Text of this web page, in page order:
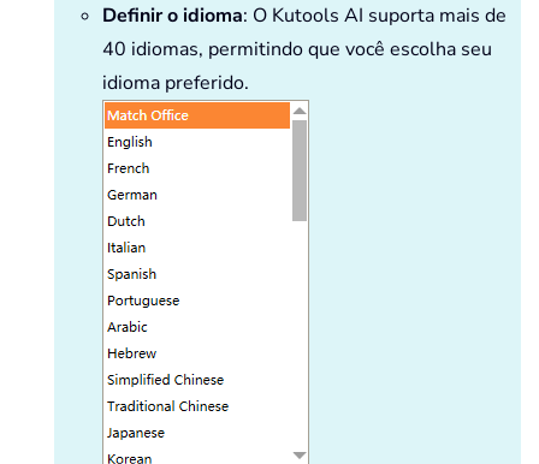
Definir o idioma: O Kutools AI suporta mais de
40 idiomas, permitindo que você escolha seu
idioma preferido.